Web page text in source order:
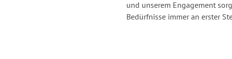
und unserem Engagement
Bedürfnisse immer an erster